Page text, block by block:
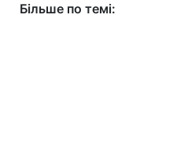
Більше по темі: